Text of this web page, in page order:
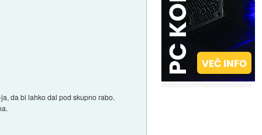
da bi lahko dal pod skupno rabo.